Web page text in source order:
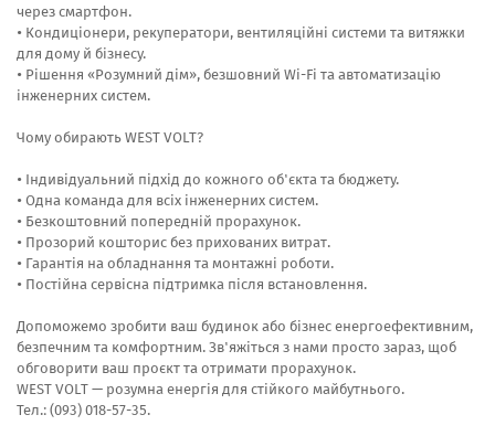
через смартфон.
• Кондиціонери, рекуператори, вентиляційні системи та витяжки
для дому й бізнесу.
• Рішення «Розумний дім», безшовний Wi-Fi та автоматизацію
інженерних систем.
Чому обирають WEST VOLT?
• Індивідуальний підхід до кожного об'єкта та бюджету.
• Одна команда для всіх інженерних систем.
• Безкоштовний попередній прорахунок.
• Прозорий кошторис без прихованих витрат.
• Гарантія на обладнання та монтажні роботи.
• Постійна сервісна підтримка після встановлення.
Допоможемо зробити ваш будинок або бізнес енергоефективним,
безпечним та комфортним. Зв'яжіться з нами просто зараз, щоб
обговорити ваш проєкт та отримати прорахунок.
WEST VOLT — розумна енергія для стійкого майбутнього.
Тел.: (093) 018-57-35.